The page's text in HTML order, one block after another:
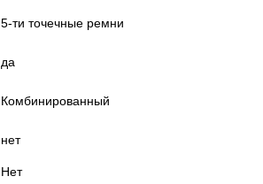
5-ти точечные ремни
да
Комбинированный
нет
Нет